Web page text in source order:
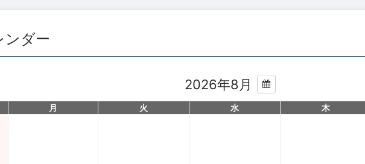
ンダー
2026年8月
月 火 水 木